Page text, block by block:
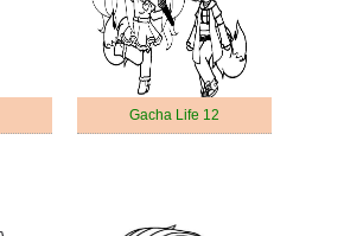
Gacha Life 12